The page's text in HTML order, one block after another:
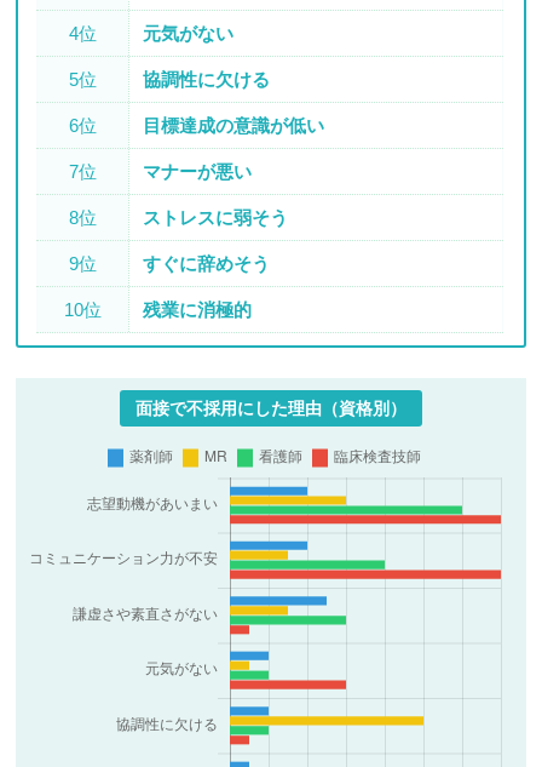
4位 元気がない
5位 協調性に欠ける
6位 目標達成の意識が低い
7位 マナーが悪い
8位 ストレスに弱そう
9位 すぐに辞めそう
10位 残業に消極的
面接で不採用にした理由（資格別）